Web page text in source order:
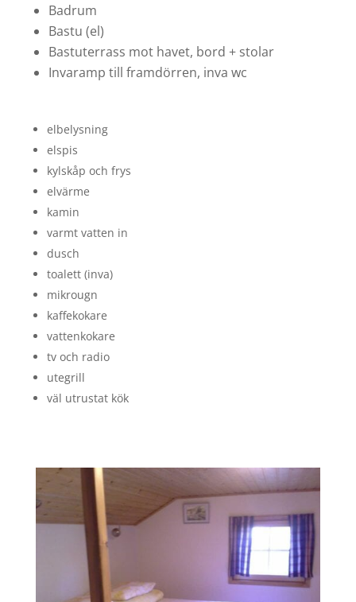
Badrum
Bastu (el)
Bastuterrass mot havet, bord + stolar
Invaramp till framdörren, inva wc
elbelysning
elspis
kylskåp och frys
elvärme
kamin
varmt vatten in
dusch
toalett (inva)
mikrougn
kaffekokare
vattenkokare
tv och radio
utegrill
väl utrustat kök